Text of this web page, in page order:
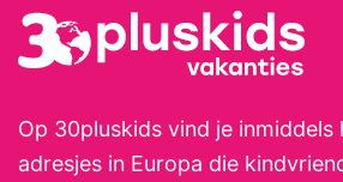
Buiten vind je een fijn
je samen kunt eten of
even kunt zitten en
de rust. Voor kinderen
paradijsDeze glamping
Op 30pluskids vind je inmiddels
adresjes in Europa die